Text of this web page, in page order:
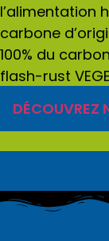
l’alimentation
carbone
100% du
flash-rust
DÉCOUVREZ